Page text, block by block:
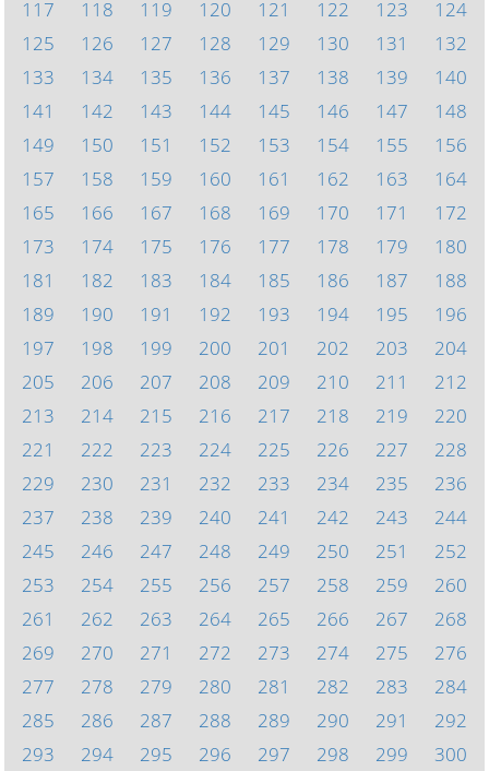
117
118 119 120 121 122 123
124
125
126 127 128 129 130 131
132
133
134 135 136 137 138 139
140
141
142 143 144 145 146 147
148
149
150 151 152 153 154 155
156
157
158 159 160 161 162 163
164
165
166 167 168 169 170 171
172
173
174 175 176 177 178 179
180
181
182 183 184 185 186 187
188
189
190 191 192 193 194 195
196
197
198 199 200 201 202 203
204
205
206 207 208 209 210 211
212
213
214 215 216 217 218 219
220
221
222 223 224 225 226 227
228
229
230 231 232 233 234 235
236
237
238 239 240 241 242 243
244
245
246 247 248 249 250 251
252
253
254 255 256 257 258 259
260
261
262 263 264 265 266 267
268
269
270 271 272 273 274 275
276
277
278 279 280 281 282 283
284
285
286 287 288 289 290 291
292
293
294 295 296 297 298 299
300